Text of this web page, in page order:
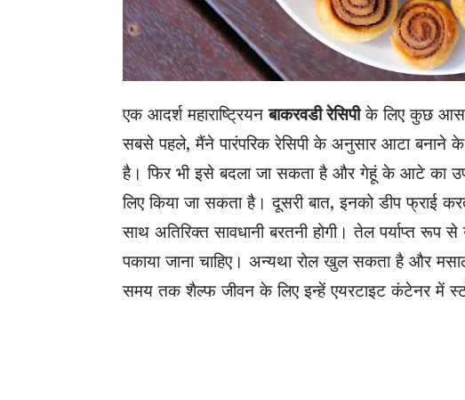
एक आदर्श महाराष्ट्रियनबाकरवडी रेसिपीके लिए कुछ
सबसे पहले, मैंने पारंपरिक रेसिपी के अनुसार आटा बनाने
है। फिर भी इसे बदला जा सकता है और गेहूं के आटे का
लिए किया जा सकता है। दूसरी बात, इनको डीप फ्राई
साथ अतिरिक्त सावधानी बरतनी होगी। तेल पर्याप्त रूप
पकाया जाना चाहिए। अन्यथा रोल खुल सकता है और
समय तक शैल्फ जीवन के लिए इन्हें एयरटाइट कंटेनर में